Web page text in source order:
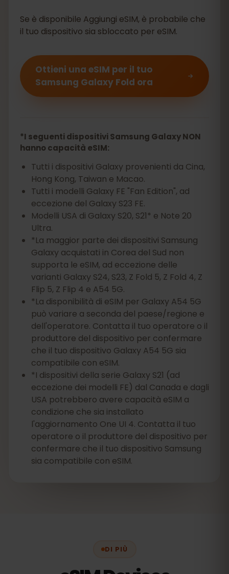
Se è disponibile Aggiungi eSIM, è probabile che
il tuo dispositivo sia sbloccato per eSIM.
Ottieni una eSIM per il tuo
Samsung Galaxy Fold ora
*I seguenti dispositivi Samsung Galaxy NON
hanno capacità eSIM:
Tutti i dispositivi Galaxy provenienti da Cina,
Hong Kong, Taiwan e Macao.
Tutti i modelli Galaxy FE "Fan Edition", ad
eccezione del Galaxy S23 FE.
Modelli USA di Galaxy S20, S21* e Note 20
Ultra.
*La maggior parte dei dispositivi Samsung
Galaxy acquistati in Corea del Sud non
supporta le eSIM, ad eccezione delle
varianti Galaxy S24, S23, Z Fold 5, Z Fold 4, Z
Flip 5, Z Flip 4 e A54 5G.
*La disponibilità di eSIM per Galaxy A54 5G
può variare a seconda del paese/regione e
dell'operatore. Contatta il tuo operatore o il
produttore del dispositivo per confermare
che il tuo dispositivo Galaxy A54 5G sia
compatibile con eSIM.
*I dispositivi della serie Galaxy S21 (ad
eccezione dei modelli FE) dal Canada e dagli
USA potrebbero avere capacità eSIM a
condizione che sia installato
l'aggiornamento One UI 4. Contatta il tuo
operatore o il produttore del dispositivo per
confermare che il tuo dispositivo Samsung
sia compatibile con eSIM.
DI PIÙ